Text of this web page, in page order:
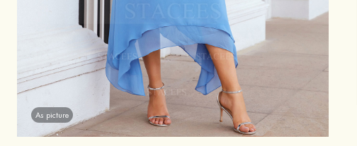
As picture